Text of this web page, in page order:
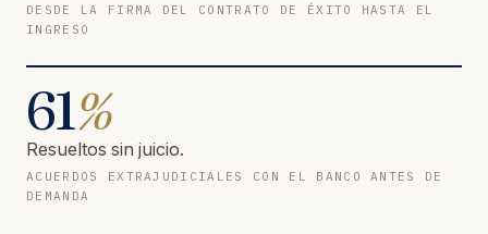
DESDE LA FIRMA DEL CONTRATO DE ÉXITO HASTA EL
INGRESO
61%
Resueltos sin juicio.
ACUERDOS EXTRAJUDICIALES CON EL BANCO ANTES DE
DEMANDA